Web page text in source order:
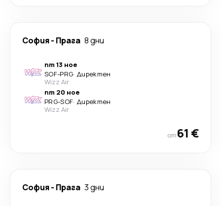
София- Прага 8 дни
пт 13 ное
SOF-PRG· Директен
Wizz Air
пт 20 ное
PRG-SOF· Директен
Wizz Air
от61 €
София- Прага 3 дни